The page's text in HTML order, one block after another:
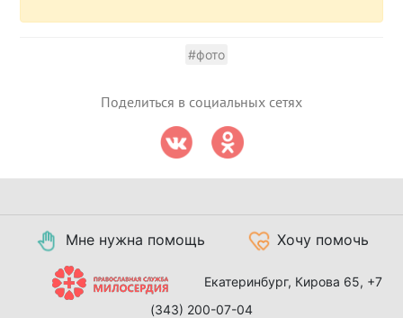
#фото
Поделиться в социальных сетях
Мне нужна помощь Хочу помочь
Екатеринбург, Кирова 65, +7
(343) 200-07-04